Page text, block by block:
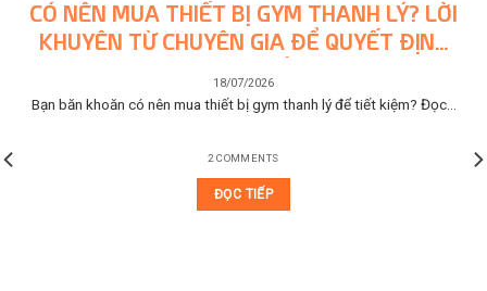
CÓ NÊN MUA THIẾT BỊ GYM THANH LÝ? LỜI
KHUYÊN TỪ CHUYÊN GIA ĐỂ QUYẾT ĐỊNH
18/07/2026
Bạn băn khoăn có nên mua thiết bị gym thanh lý để tiết kiệm? Đọc...
2 COMMENTS
ĐỌC TIẾP